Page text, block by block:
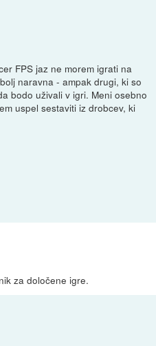
FPS jaz ne morem igrati na
naravna - ampak drugi, ki so
bodo uživali v igri. Meni osebno
uspel sestaviti iz drobcev, ki
za določene igre.